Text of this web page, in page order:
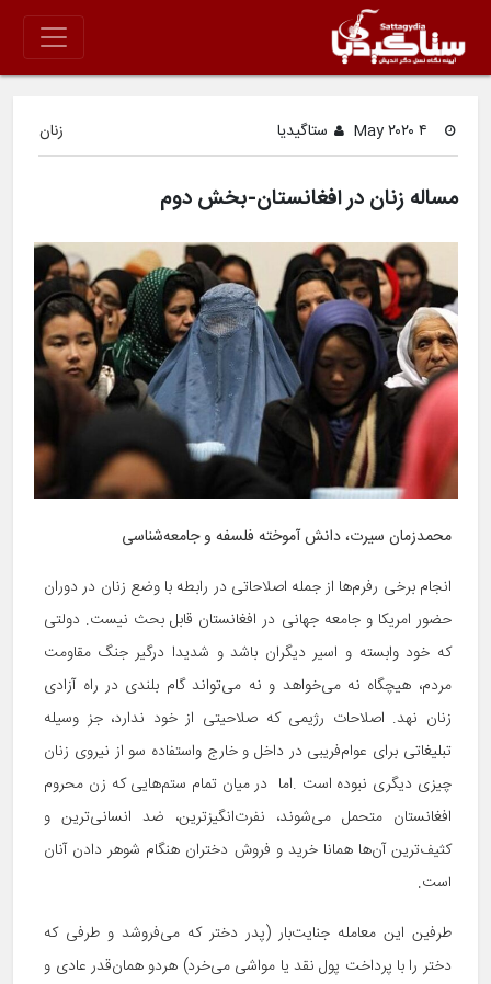
ستاگیدیا زنان
مساله زنان در افغانستان-بخش دوم
محمدزمان سیرت، دانش آموخته‌ فلسفه و جامعه‌شناسی
انجام برخی رفرم‌ها از جمله اصلاحاتی در رابطه با وضع زنان در دوران
حضور امریکا و جامعه جهانی در افغانستان قابل بحث نیست. دولتی
که خود وابسته و اسیر دیگران باشد و شدیدا درگیر جنگ مقاومت
مردم، هیچگاه نه می‌خواهد و نه می‌تواند گام بلندی در راه آزادی
زنان نهد. اصلاحات رژیمی که صلاحیتی از خود ندارد، جز وسیله
تبلیغاتی برای عوام‌فریبی در داخل و خارج واستفاده سو از نیروی زنان
چیزی دیگری نبوده است .اما در میان تمام ستم‌هایی که زن محروم
افغانستان متحمل می‌شوند، نفرت‌انگیزترین، ضد انسانی‌ترین و
کثیف‌ترین آن‌ها همانا خرید و فروش دختران هنگام شوهر دادن آنان
است.
طرفین این معامله جنایت‌بار (پدر دختر که می‌فروشد و طرفی که
دختر را با پرداخت پول نقد یا مواشی می‌خرد) هردو همان‌قدر عادی و